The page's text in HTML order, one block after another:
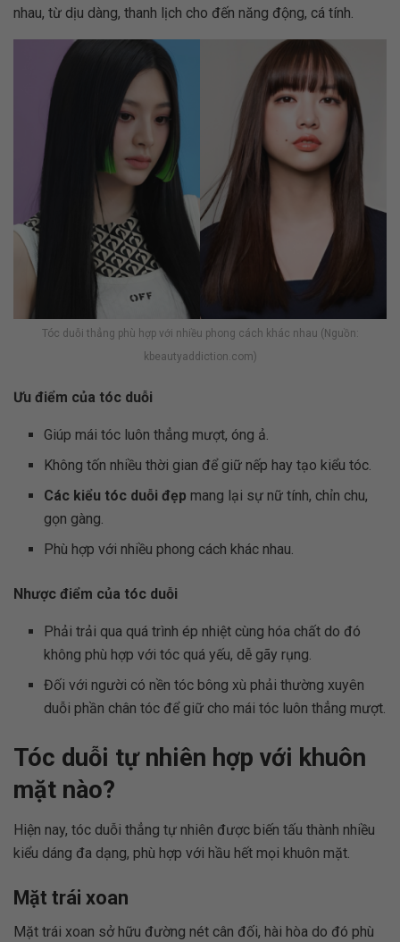
nhau, từ dịu dàng, thanh lịch cho đến năng động, cá tính.
Tóc duỗi thẳng phù hợp với nhiều phong cách khác nhau (Nguồn:
kbeautyaddiction.com)
Ưu điểm của tóc duỗi
Giúp mái tóc luôn thẳng mượt, óng ả.
Không tốn nhiều thời gian để giữ nếp hay tạo kiểu tóc.
Các kiểu tóc duỗi đẹp mang lại sự nữ tính, chỉn chu,
gọn gàng.
Phù hợp với nhiều phong cách khác nhau.
Nhược điểm của tóc duỗi
Phải trải qua quá trình ép nhiệt cùng hóa chất do đó
không phù hợp với tóc quá yếu, dễ gãy rụng.
Đối với người có nền tóc bông xù phải thường xuyên
duỗi phần chân tóc để giữ cho mái tóc luôn thẳng mượt.
Tóc duỗi tự nhiên hợp với khuôn
mặt nào?
Hiện nay, tóc duỗi thẳng tự nhiên được biến tấu thành nhiều
kiểu dáng đa dạng, phù hợp với hầu hết mọi khuôn mặt.
Mặt trái xoan
Mặt trái xoan sở hữu đường nét cân đối, hài hòa do đó phù